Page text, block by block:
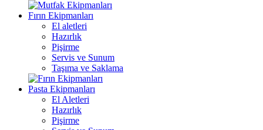
Fırın Ekipmanları
El aletleri
Hazırlık
Pişirme
Servis ve Sunum
Taşıma ve Saklama
Pasta Ekipmanları
El Aletleri
Hazırlık
Pişirme